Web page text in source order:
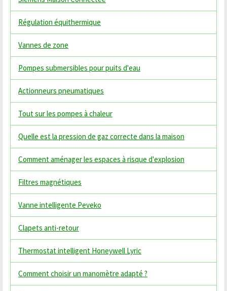
Régulation équithermique
Vannes de zone
Pompes submersibles pour puits d'eau
Actionneurs pneumatiques
Tout sur les pompes à chaleur
Quelle est la pression de gaz correcte dans la maison
Comment aménager les espaces à risque d'explosion
Filtres magnétiques
Vanne intelligente Peveko
Clapets anti-retour
Thermostat intelligent Honeywell Lyric
Comment choisir un manomètre adapté ?